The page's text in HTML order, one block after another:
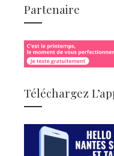
Partenaire
Téléchargez